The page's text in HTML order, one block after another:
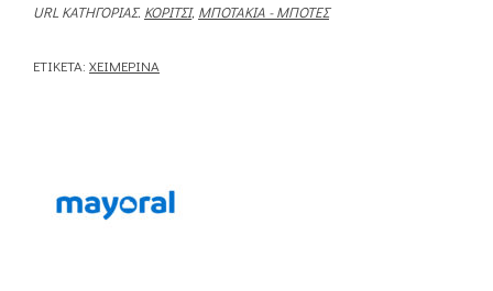
URL ΚΑΤΗΓΟΡΊΑΣ. ΚΟΡΊΤΣΙ, ΜΠΟΤΆΚΙΑ - ΜΠΌΤΕΣ
ΕΤΙΚΈΤΑ: ΧΕΙΜΕΡΙΝΆ